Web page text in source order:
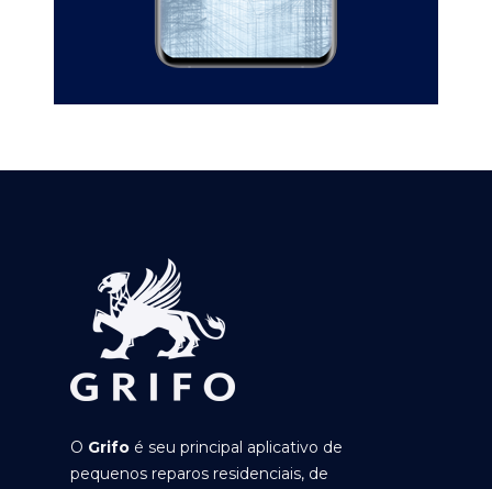
O Grifo é seu principal aplicativo de
pequenos reparos residenciais, de